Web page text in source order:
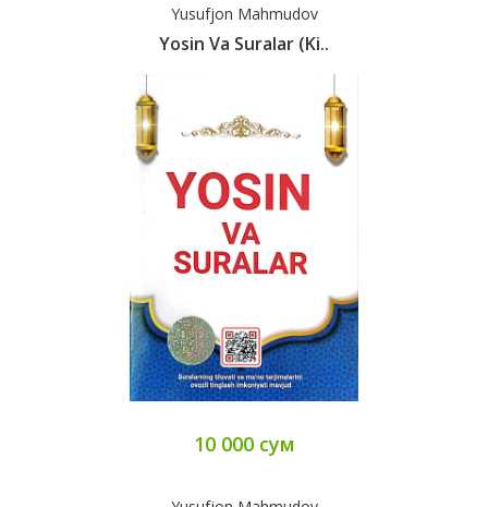
Yusufjon Mahmudov
Yosin Va Suralar (ki..
10 000 сум